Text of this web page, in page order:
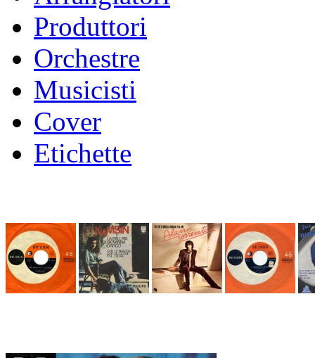
Produttori
Orchestre
Musicisti
Cover
Etichette